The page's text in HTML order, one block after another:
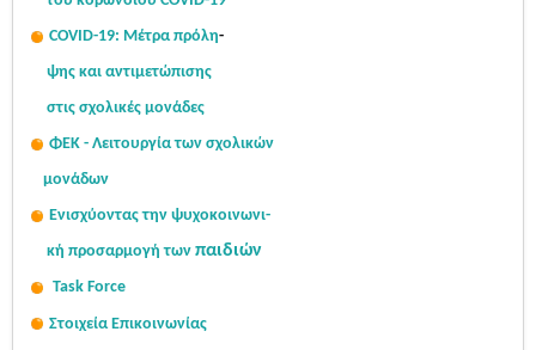
COVID-19: Μέτρα πρόλη-
ψης και αντιμετώπισης
στις σχολικές μονάδες
ΦΕΚ - Λειτουργία των σχολικών
μονάδων
Ενισχύοντας την ψυχοκοινωνι-
κή προσαρμογή των παιδιών
Task Force
Στοιχεία Επικοινωνίας